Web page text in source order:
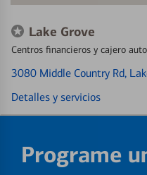
Lake Grove
Centros financieros y cajero
3080 Middle Country Rd,
Detalles y servicios
Programe